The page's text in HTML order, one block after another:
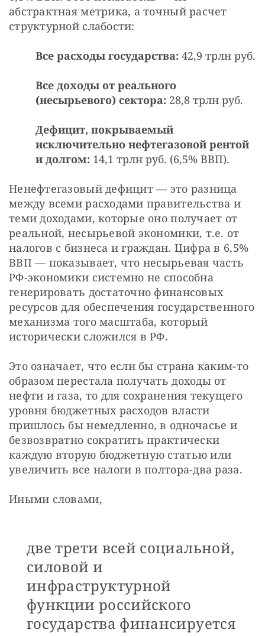
абстрактная метрика, а точный расчет
структурной слабости:
Все расходы государства: 42,9 трлн руб.
Все доходы от реального
(несырьевого) сектора: 28,8 трлн руб.
Дефицит, покрываемый
исключительно нефтегазовой рентой
и долгом: 14,1 трлн руб. (6,5% ВВП).
Ненефтегазовый дефицит — это разница
между всеми расходами правительства и
теми доходами, которые оно получает от
реальной, несырьевой экономики, т.е. от
налогов с бизнеса и граждан. Цифра в 6,5%
ВВП — показывает, что несырьевая часть
РФ-экономики системно не способна
генерировать достаточно финансовых
ресурсов для обеспечения государственного
механизма того масштаба, который
исторически сложился в РФ.
Это означает, что если бы страна каким-то
образом перестала получать доходы от
нефти и газа, то для сохранения текущего
уровня бюджетных расходов власти
пришлось бы немедленно, в одночасье и
безвозвратно сократить практически
каждую вторую бюджетную статью или
увеличить все налоги в полтора-два раза.
Иными словами,
две трети всей социальной,
силовой и
инфраструктурной
функции российского
государства финансируется